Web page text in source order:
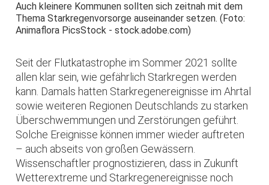
Auch kleinere Kommunen sollten sich zeitnah mit dem
Thema Starkregenvorsorge auseinander setzen. (Foto:
Animaflora PicsStock - stock.adobe.com)
Seit der Flutkatastrophe im Sommer 2021 sollte
allen klar sein, wie gefährlich Starkregen werden
kann. Damals hatten Starkregenereignisse im Ahrtal
sowie weiteren Regionen Deutschlands zu starken
Überschwemmungen und Zerstörungen geführt.
Solche Ereignisse können immer wieder auftreten
– auch abseits von großen Gewässern.
Wissenschaftler prognostizieren, dass in Zukunft
Wetterextreme und Starkregenereignisse noch